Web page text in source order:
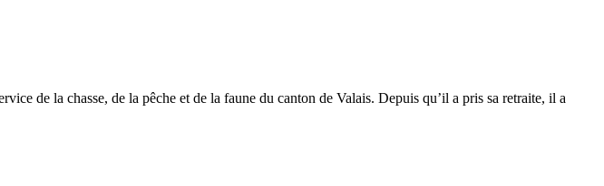
de la chasse, de la pêche et de la faune du canton de Valais. Depuis qu’il a pris sa retraite, il a